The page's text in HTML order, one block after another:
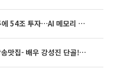
SK하이닉스, 용인·청주에 54조 투자…AI 메모리 생산기지 키운다
'2TV 생생정보' 오늘방송맛집- 배우 강성진 단골! 쌀국수ㆍ푸팟퐁 커리 맛집 '블○○○'